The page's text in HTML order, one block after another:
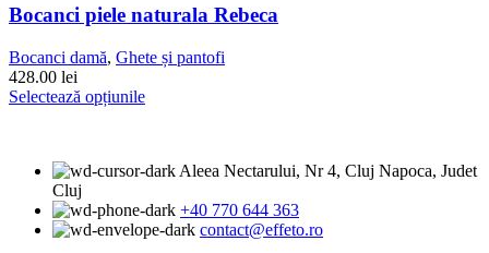
variații.
Opțiunile
pot
fi
în
Bocanci piele naturala Rebeca
Bocanci damă, Ghete și pantofi
428.00 lei
Selectează opțiunileAcest
multe
Opțiunile
pot
Aleea Nectarului, Nr 4, Cluj Napoca, Judet
Cluj
+40 770 644 363
contact@effeto.ro